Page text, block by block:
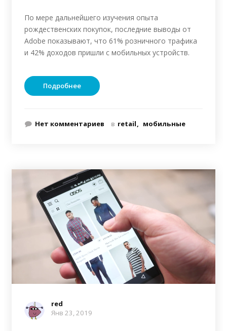
По мере дальнейшего изучения опыта
рождественских покупок, последние выводы от
Adobe показывают, что 61% розничного трафика
и 42% доходов пришли с мобильных устройств.
Подробнее
Нет комментариев в retail мобильные
red
Янв 23, 2019